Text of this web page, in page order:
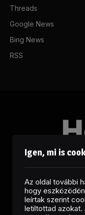
Threads
Google News
Bing News
RSS
Igen, mi is
Az oldal további
hogy
leírtak szerint
letiltottad